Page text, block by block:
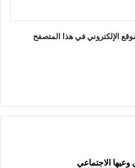
الإلكتروني في هذا المتصفح
الاجتماعي